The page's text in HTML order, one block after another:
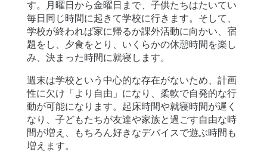
す。月曜日から金曜日まで、子供たちはたいてい
毎日同じ時間に起きて学校に行きます。そして、
学校が終われば家に帰るか課外活動に向かい、宿
題をし、夕食をとり、いくらかの休憩時間を楽し
み、決まった時間に就寝します。
週末は学校という中心的な存在がないため、計画
性に欠け「より自由」になり、柔軟で自発的な行
動が可能になります。起床時間や就寝時間が遅く
なり、子どもたちが友達や家族と過ごす自由な時
間が増え、もちろん好きなデバイスで遊ぶ時間も
増えます。